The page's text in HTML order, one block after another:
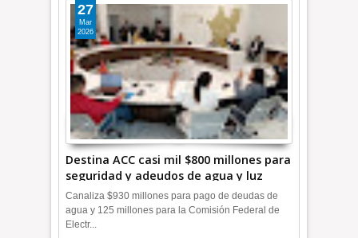
Destina ACC casi mil $800 millones para
seguridad y adeudos de agua y luz
+Video
27
Mar
2026
Canaliza $930 millones para pago de deudas de
agua y 125 millones para la Comisión Federal de
Electr...